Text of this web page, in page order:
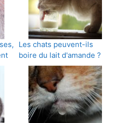
Les chats peuvent-ils
boire du lait d'amande ?